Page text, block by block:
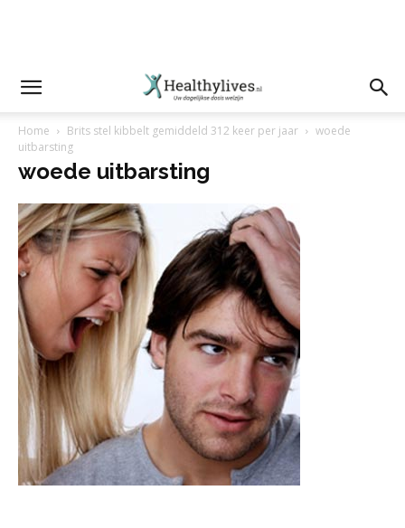
Home Brits stel kibbelt gemiddeld 312 keer per jaar
woede
uitbarsting
woede uitbarsting